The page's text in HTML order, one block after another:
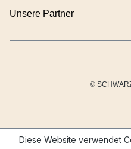
Unsere Partner
©
Diese Website verwendet